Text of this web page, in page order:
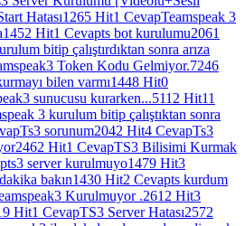
Hatası1265 Hit1 CevapTeamspeak 3
1452 Hit1 Cevapts bot kurulumu2061
bitip çalıştırdıktan sonra arıza
Token Kodu Gelmiyor.7246
bilen varmı1448 Hit0
sunucusu kurarken...5112 Hit11
3 kurulum bitip çalıştıktan sonra
Ts3 sorunum2042 Hit4 CevapTs3
2462 Hit1 CevapTS3 Bilisimi Kurmak
ts3 server kurulmuyo1479 Hit3
bakın1430 Hit2 Cevapts kurdum
Kurulmuyor .2612 Hit3
Hit1 CevapTS3 Server Hatası2572